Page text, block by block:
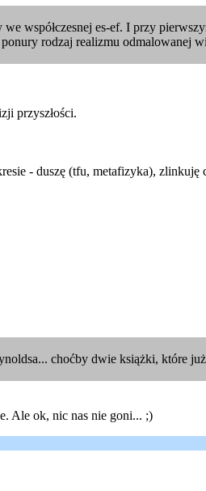
współczesnej es-ef. I przy
rodzaj realizmu odmalowanej
przyszłości.
- duszę (tfu, metafizyka), zlinkuję
choćby dwie książki, które
Ale ok, nic nas nie goni... ;)